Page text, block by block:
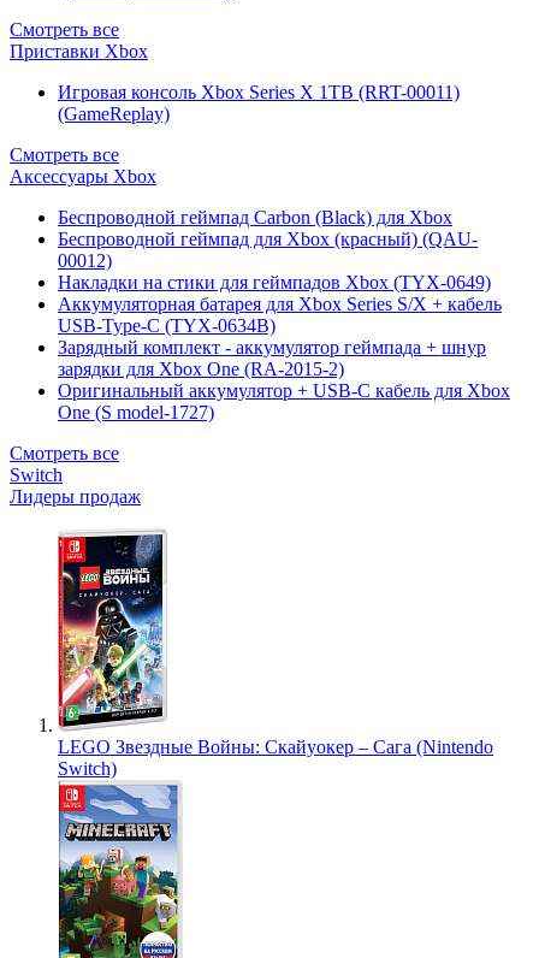
Смотреть все
Приставки Xbox
Игровая консоль Xbox Series X 1TB (RRT-00011)
(GameReplay)
Смотреть все
Аксессуары Xbox
Беспроводной геймпад Carbon (Black) для Xbox
Беспроводной геймпад для Xbox (красный) (QAU-
00012)
Накладки на стики для геймпадов Xbox (TYX-0649)
Аккумуляторная батарея для Xbox Series S/X + кабель
USB-Type-C (TYX-0634B)
Зарядный комплект - аккумулятор геймпада + шнур
зарядки для Xbox One (RA-2015-2)
Оригинальный аккумулятор + USB-C кабель для Xbox
One (S model-1727)
Смотреть все
Switch
Лидеры продаж
LEGO Звездные Войны: Скайуокер – Сага (Nintendo
Switch)